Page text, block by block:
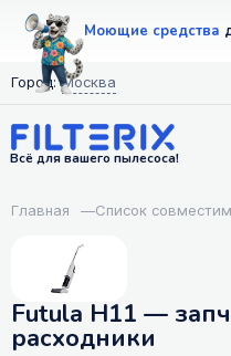
Моющие средства
Город: Москва
Всё для вашего пылесоса!
Главная —Список
Futula H11 —
расходники